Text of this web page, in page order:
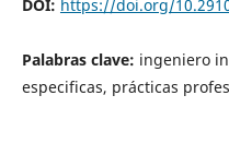
DOI: https://doi.org/
Palabras clave: ingeniero
especificas, prácticas